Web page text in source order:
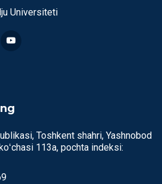
Universiteti
Toshkent shahri, Yashnobod
113a, pochta indeksi: